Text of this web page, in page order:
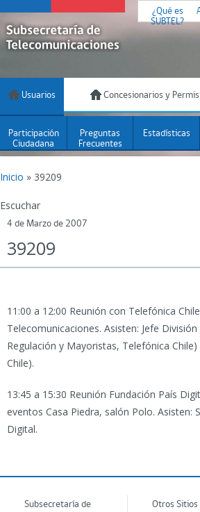
¿Qué es
SUBTEL?
Usuarios Concesionarios y
Participación
Ciudadana
Preguntas
Frecuentes
Estadísticas
Inicio » 39209
Escuchar
4 de Marzo de 2007
39209
11:00 a 12:00 Reunión con Telefónica Chile
Telecomunicaciones. Asisten: Jefe
Regulación y Mayoristas, Telefónica
Chile).
13:45 a 15:30 Reunión Fundación País
eventos Casa Piedra, salón Polo. Asisten:
Digital.
Subsecretaría de
Otros